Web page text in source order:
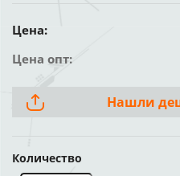
Цена:
Цена опт:
Нашли
Количество